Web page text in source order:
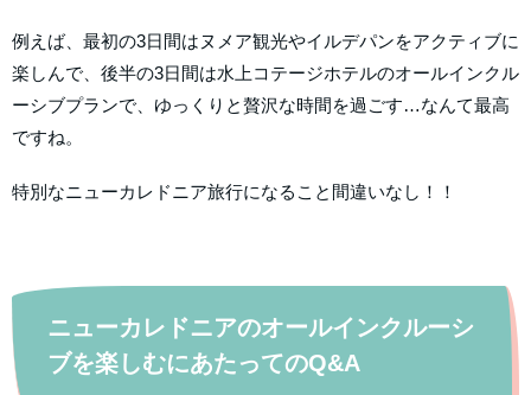
例えば、最初の3日間はヌメア観光やイルデパンをアクティブに
楽しんで、後半の3日間は水上コテージホテルのオールインクル
ーシブプランで、ゆっくりと贅沢な時間を過ごす…なんて最高
ですね。
特別なニューカレドニア旅行になること間違いなし！！
ニューカレドニアのオールインクルーシ
ブを楽しむにあたってのQ&A